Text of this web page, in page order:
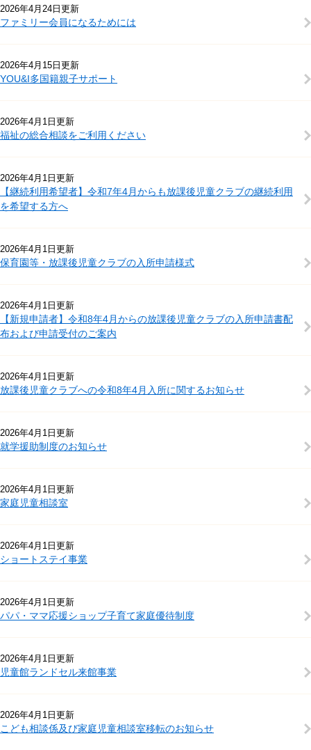
2026年4月24日更新
ファミリー会員になるためには
2026年4月15日更新
YOU&I多国籍親子サポート
2026年4月1日更新
福祉の総合相談をご利用ください
2026年4月1日更新
【継続利用希望者】令和7年4月からも放課後児童クラブの継続利用
を希望する方へ
2026年4月1日更新
保育園等・放課後児童クラブの入所申請様式
2026年4月1日更新
【新規申請者】令和8年4月からの放課後児童クラブの入所申請書配
布および申請受付のご案内
2026年4月1日更新
放課後児童クラブへの令和8年4月入所に関するお知らせ
2026年4月1日更新
就学援助制度のお知らせ
2026年4月1日更新
家庭児童相談室
2026年4月1日更新
ショートステイ事業
2026年4月1日更新
パパ・ママ応援ショップ子育て家庭優待制度
2026年4月1日更新
児童館ランドセル来館事業
2026年4月1日更新
こども相談係及び家庭児童相談室移転のお知らせ